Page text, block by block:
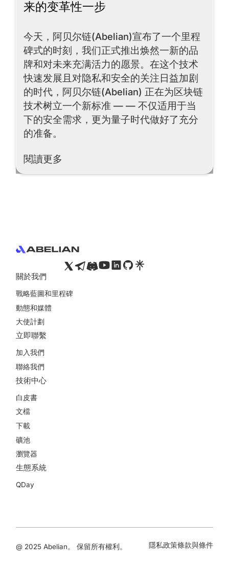
来的变革性一步
今天，阿贝尔链(Abelian)宣布了一个里程
碑式的时刻，我们正式推出焕然一新的品
牌和对未来充满活力的愿景。在这个技术
快速发展且对隐私和安全的关注日益加剧
的时代，阿贝尔链(Abelian) 正在为区块链
技术树立一个新标准 — — 不仅适用于当
下的安全需求，更为量子时代做好了充分
的准备。
閱讀更多
閱讀更多
關於我們
戰略藍圖和里程碑
動態和媒體
大使計劃
立即聯繫
加入我們
聯絡我們
技術中心
白皮書
文檔
下載
礦池
瀏覽器
生態系統
QDay
@ 2025 Abelian。 保留所有權利。 隱私政策條款與條件